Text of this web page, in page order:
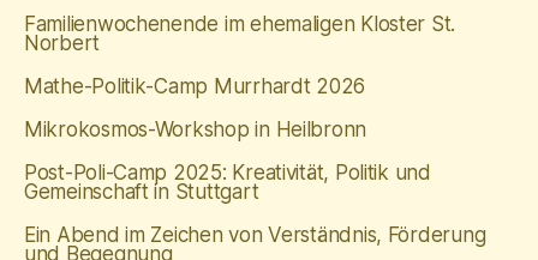
Familienwochenende im ehemaligen Kloster St.
Norbert
Mathe‑Politik‑Camp Murrhardt 2026
Mikrokosmos-Workshop in Heilbronn
Post-Poli-Camp 2025: Kreativität, Politik und
Gemeinschaft in Stuttgart
Ein Abend im Zeichen von Verständnis, Förderung
und Begegnung